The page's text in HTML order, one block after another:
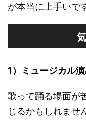
が本当に上手いで
1）ミュージカル
歌って踊る場面が
じるかもしれませ